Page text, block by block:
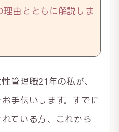
由とともに解説しま
管理職21年の私が、
手伝いします。すでに
ている方、これから